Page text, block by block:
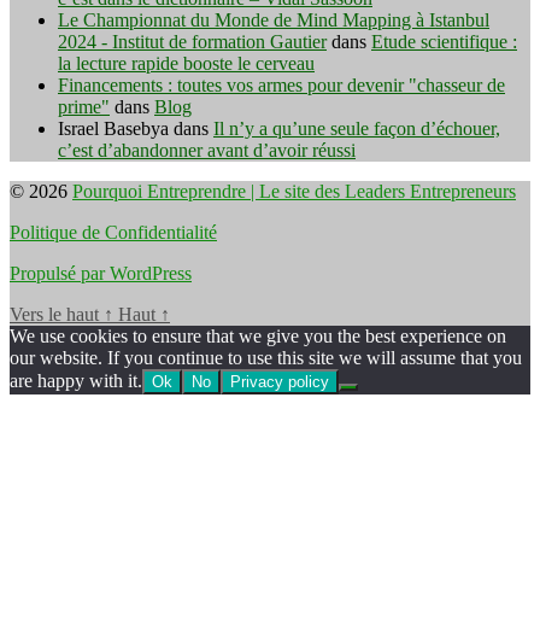
Le Championnat du Monde de Mind Mapping à Istanbul
2024 - Institut de formation Gautierdans Etude scientifique :
la lecture rapide booste le cerveau
Financements : toutes vos armes pour devenir "chasseur de
prime" dans Blog
Israel Basebya dans Il n’y a qu’une seule façon d’échouer,
c’est d’abandonner avant d’avoir réussi
© 2026 Pourquoi Entreprendre | Le site des Leaders Entrepreneurs
Politique de Confidentialité
Propulsé par WordPress
Vers le haut ↑ Haut ↑
We use cookies to ensure that we give you the best experience on
our website. If you continue to use this site we will assume that you
are happy with it. Ok No Privacy policy